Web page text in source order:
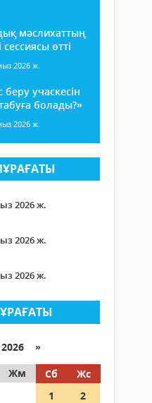
мәслихаттың
сессиясы өтті
2026 ж.
беру учаскесін
болады?»
2026 ж.
2026 ж.
2026 ж.
2026 ж.
»
Жм Сб
Жс
1
2